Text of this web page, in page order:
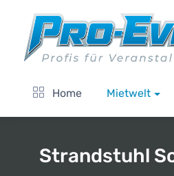
Home Mietwelt
Strandstuhl